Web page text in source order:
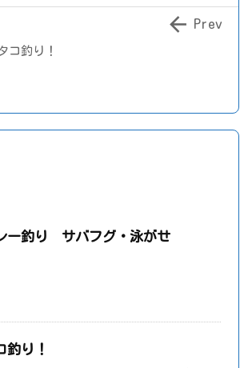
コ釣り！
 Prev
ー釣り サバフグ・泳がせ
釣り！